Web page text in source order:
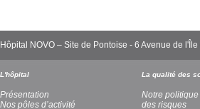
Hôpital NOVO – Site de Pontoise - 6 Avenue de
L'hôpital
Présentation
Nos pôles d’activité
La qualité des
Notre
des risques